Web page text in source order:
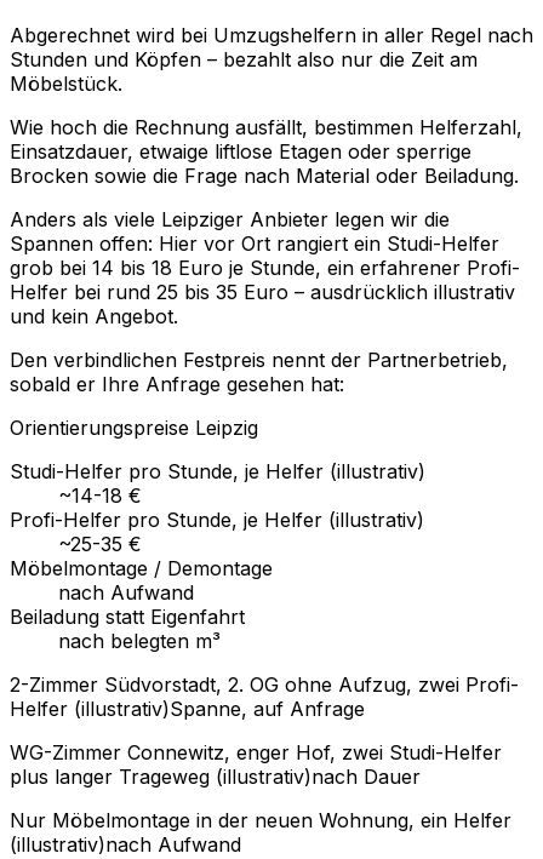
Abgerechnet wird bei Umzugshelfern in aller Regel nach
Stunden und Köpfen – bezahlt also nur die Zeit am
Möbelstück.
Wie hoch die Rechnung ausfällt, bestimmen Helferzahl,
Einsatzdauer, etwaige liftlose Etagen oder sperrige
Brocken sowie die Frage nach Material oder Beiladung.
Anders als viele Leipziger Anbieter legen wir die
Spannen offen: Hier vor Ort rangiert ein Studi-Helfer
grob bei 14 bis 18 Euro je Stunde, ein erfahrener Profi-
Helfer bei rund 25 bis 35 Euro – ausdrücklich illustrativ
und kein Angebot.
Den verbindlichen Festpreis nennt der Partnerbetrieb,
sobald er Ihre Anfrage gesehen hat:
Orientierungspreise Leipzig
Studi-Helfer pro Stunde, je Helfer (illustrativ)
~14-18 €
Profi-Helfer pro Stunde, je Helfer (illustrativ)
~25-35 €
Möbelmontage / Demontage
nach Aufwand
Beiladung statt Eigenfahrt
nach belegten m³
2-Zimmer Südvorstadt, 2. OG ohne Aufzug, zwei Profi-
Helfer (illustrativ)Spanne, auf Anfrage
WG-Zimmer Connewitz, enger Hof, zwei Studi-Helfer
plus langer Trageweg (illustrativ)nach Dauer
Nur Möbelmontage in der neuen Wohnung, ein Helfer
(illustrativ)nach Aufwand